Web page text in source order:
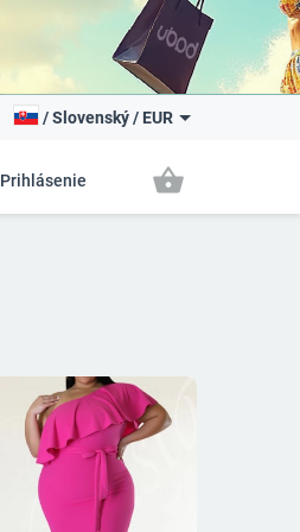
/Slovenský/ EUR
Prihlásenie shopping_basket